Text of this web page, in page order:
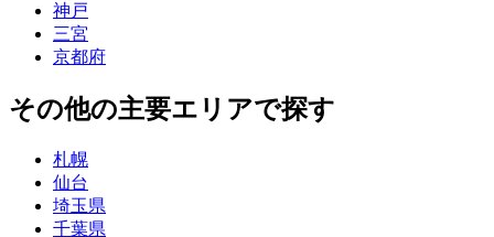
神戸
三宮
京都府
その他の主要エリアで探す
札幌
仙台
埼玉県
千葉県